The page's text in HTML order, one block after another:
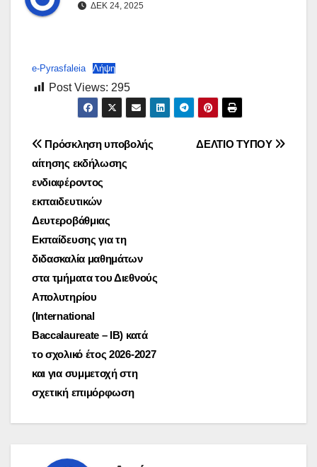
ΔΕΚ 24, 2025
e-Pyrasfaleia Λήψη
Post Views: 295
Πλοήγηση
άρθρων
ΔΕΛΤΙΟ ΤΥΠΟΥ
Πρόσκληση υποβολής
αίτησης εκδήλωσης
ενδιαφέροντος
εκπαιδευτικών
Δευτεροβάθμιας
Εκπαίδευσης για τη
διδασκαλία μαθημάτων
στα τμήματα του Διεθνούς
Απολυτηρίου
(International
Baccalaureate – IB) κατά
το σχολικό έτος 2026-2027
και για συμμετοχή στη
σχετική επιμόρφωση